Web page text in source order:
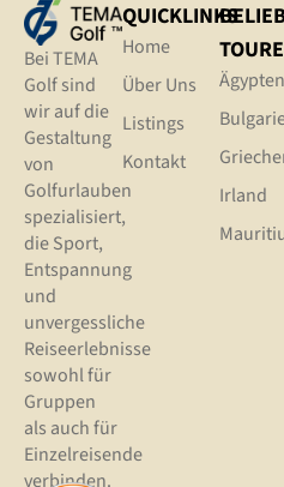
Bei TEMA
Golf sind
wir auf die
Gestaltung
von
Golfurlauben
spezialisiert,
die Sport,
Entspannung
und
unvergessliche
Reiseerlebnisse
sowohl für
Gruppen
als auch für
Einzelreisende
verbinden.
QUICKLINKS
Home
Über Uns
Listings
Kontakt
Ägypten
Irland